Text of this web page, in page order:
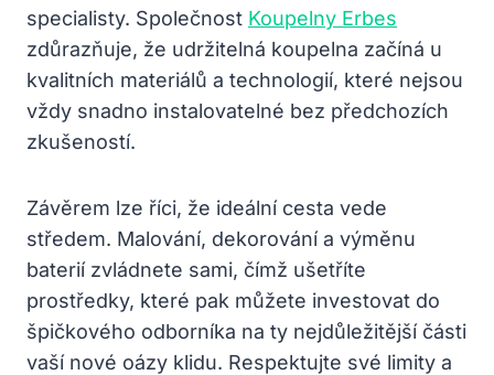
specialisty. Společnost Koupelny Erbes
zdůrazňuje, že udržitelná koupelna začíná u
kvalitních materiálů a technologií, které nejsou
vždy snadno instalovatelné bez předchozích
zkušeností.
Závěrem lze říci, že ideální cesta vede
středem. Malování, dekorování a výměnu
baterií zvládnete sami, čímž ušetříte
prostředky, které pak můžete investovat do
špičkového odborníka na ty nejdůležitější části
vaší nové oázy klidu. Respektujte své limity a